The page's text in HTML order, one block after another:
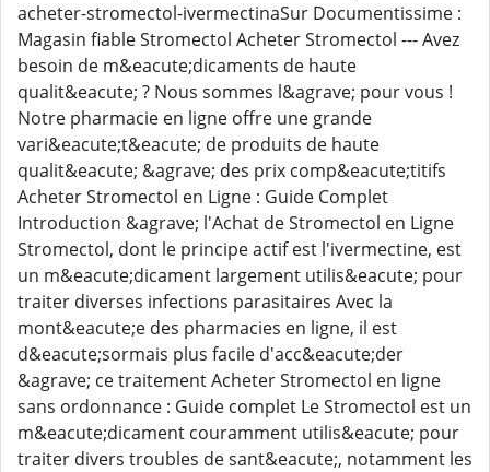
acheter-stromectol-ivermectinaSur Documentissime :
Magasin fiable Stromectol Acheter Stromectol --- Avez
besoin de m&eacute;dicaments de haute
qualit&eacute; ? Nous sommes l&agrave; pour vous !
Notre pharmacie en ligne offre une grande
vari&eacute;t&eacute; de produits de haute
qualit&eacute; &agrave; des prix comp&eacute;titifs
Acheter Stromectol en Ligne : Guide Complet
Introduction &agrave; l'Achat de Stromectol en Ligne
Stromectol, dont le principe actif est l'ivermectine, est
un m&eacute;dicament largement utilis&eacute; pour
traiter diverses infections parasitaires Avec la
mont&eacute;e des pharmacies en ligne, il est
d&eacute;sormais plus facile d'acc&eacute;der
&agrave; ce traitement Acheter Stromectol en ligne
sans ordonnance : Guide complet Le Stromectol est un
m&eacute;dicament couramment utilis&eacute; pour
traiter divers troubles de sant&eacute;, notamment les